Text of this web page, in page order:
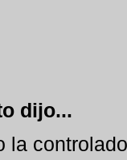
dijo...
la